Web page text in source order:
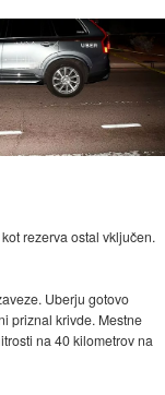
rezerva ostal vključen.
Uberju gotovo
priznal krivde. Mestne
na 40 kilometrov na